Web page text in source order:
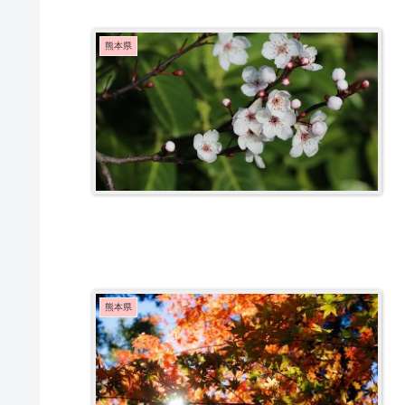
熊本県
熊本県